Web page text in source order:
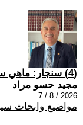
(4) سنجار: ماهي سر الذاكرة التي لا تُقفل ؟
مجيد حسو مراد
2026 / 8 / 7
مواضيع وابحاث